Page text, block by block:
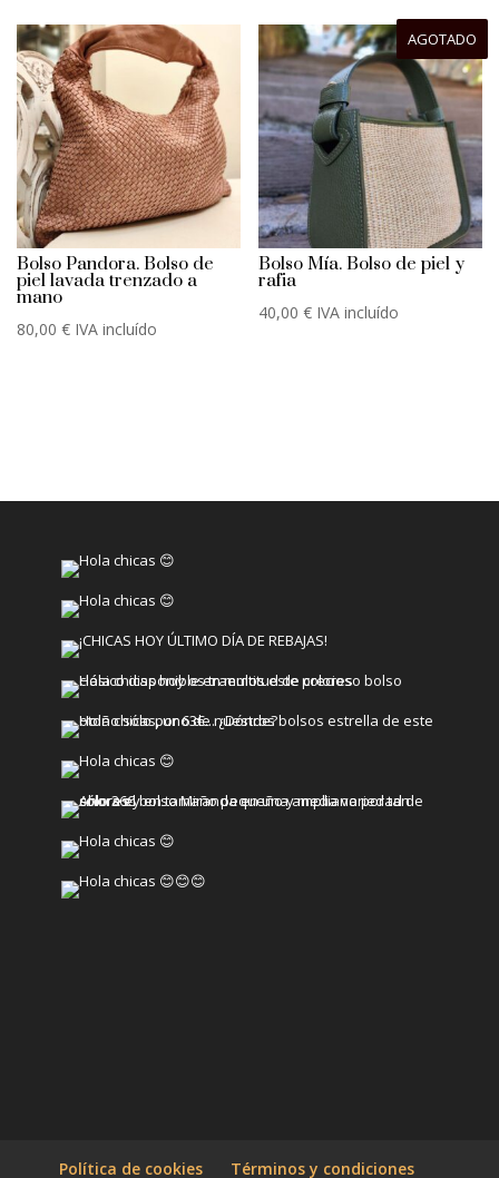
Bolso Pandora. Bolso de
piel lavada trenzado a
mano
80,00 € IVA incluído
AGOTADO
Bolso Mía. Bolso de piel y
rafia
40,00€ IVA incluído
Política de cookies Términos y condiciones